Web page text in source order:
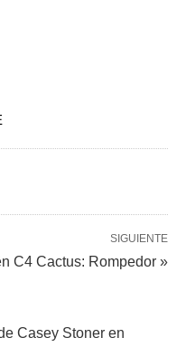
SIGUIENTE
C4 Cactus: Rompedor »
Casey Stoner en